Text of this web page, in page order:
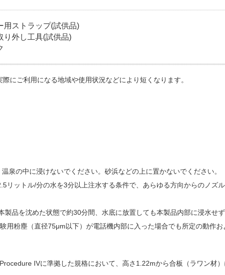
用ストラップ(試供品)
り外し工具(試供品)
にご利用になる地域や使用状況などにより短くなります。
泉の中に浸けないでください。砂浜などの上に置かないでください。
リットル/分の水を3分以上注水する条件で、あらゆる方向からのノズ
品を沈めた状態で約30分間、水底に放置しても本製品内部に浸水せ
粉塵（直径75μm以下）が電話機内部に入った場合でも所定の動作お
IVに準拠した規格において、高さ1.22mから合板（ラワン材